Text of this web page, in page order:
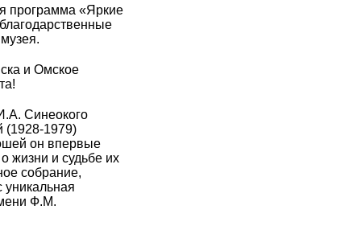
программа «Яркие
и Омское
Синеокого
(1928-1979)
он впервые
жизни и судьбе их
собрание,
Ф.М.